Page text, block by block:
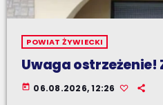
POWIAT ŻYWIECKI
Uwaga ostrzeżenie!
today 06.08.2026, 12:26